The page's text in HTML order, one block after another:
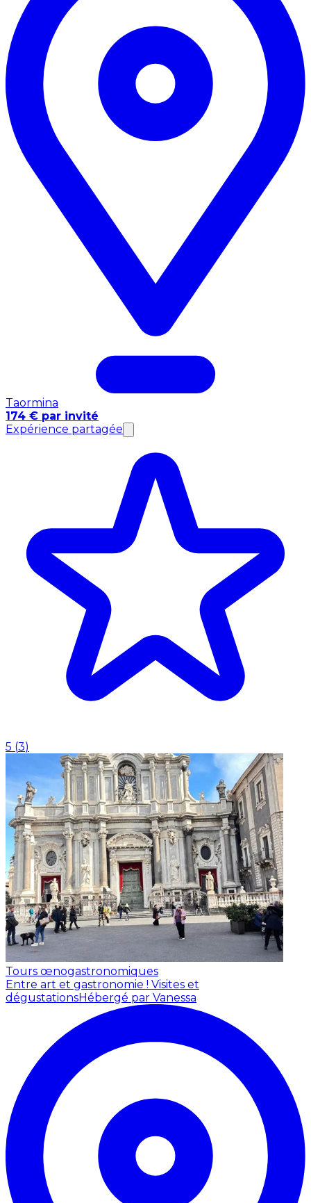
Taormina
174 € par invité
Expérience partagée
5 (3)
Tours œnogastronomiques
Entre art et gastronomie ! Visites et
dégustationsHébergé par Vanessa